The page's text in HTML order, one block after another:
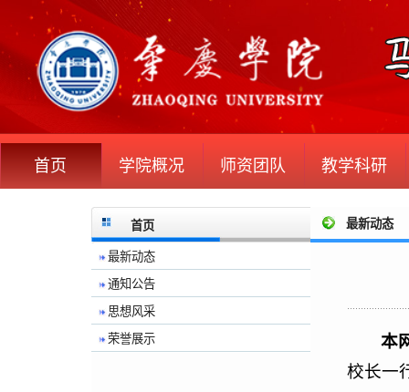
首页 学院概况 师资团队 教学科研
首页
最新动态
通知公告
思想风采
荣誉展示
最新动态
本
校长一